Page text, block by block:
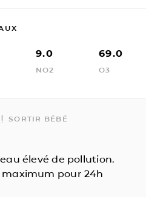
9.0
NO2
69.0
O3
SORTIR BÉBÉ
élevé de pollution.
pour 24h